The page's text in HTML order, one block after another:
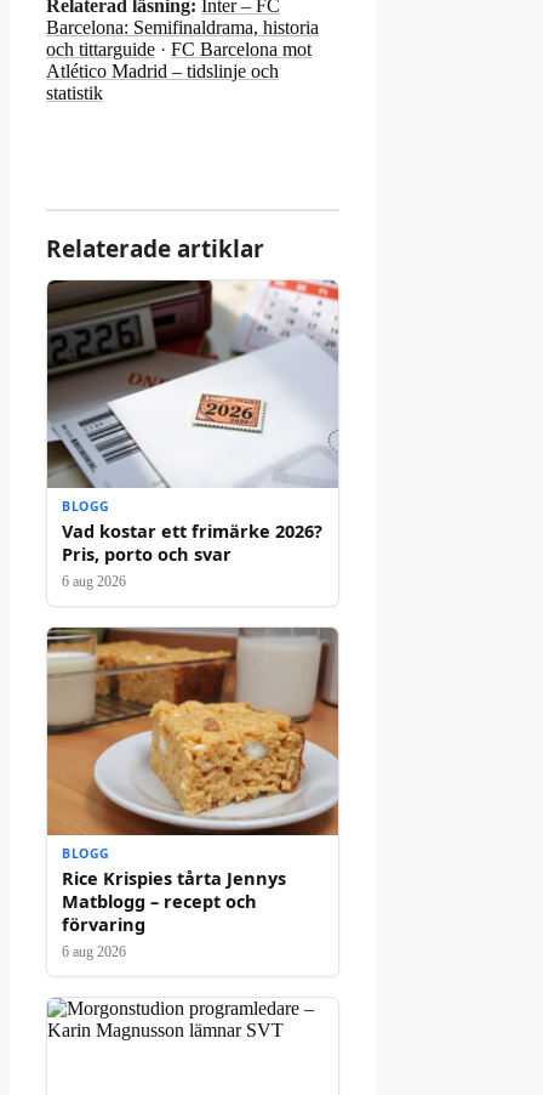
Relaterad läsning: Inter – FC
Barcelona: Semifinaldrama, historia
och tittarguide · FC Barcelona mot
Atlético Madrid – tidslinje och
statistik
Relaterade artiklar
BLOGG
Vad kostar ett frimärke 2026?
Pris, porto och svar
6 aug 2026
BLOGG
Rice Krispies tårta Jennys
Matblogg – recept och
förvaring
6 aug 2026